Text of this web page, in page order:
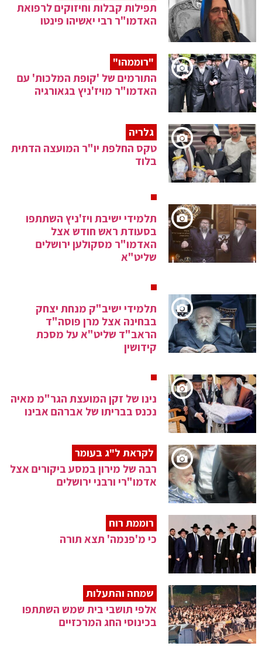
תפילות קבלות וחיזוקים לרפואת
האדמו"ר רבי יאשיהו פינטו
"רוממהו"
התורמים של 'קופת המלכות' עם
האדמו"ר מויז'ניץ בגאורגיה
גלריה
טקס החלפת יו"ר המועצה הדתית
בלוד
תלמידי ישיבת ויז'ניץ השתתפו
בסעודת ראש חודש אצל
האדמו"ר מסקולען ירושלים
שליט"א
תלמידי ישיב"ק מנחת יצחק
בבחינה אצל מרן פוסה"ד
הראב"ד שליט"א על מסכת
קידושין
נינו של זקן המועצת הגר"מ מאיה
נכנס בבריתו של אברהם אבינו
לקראת ל"ג בעומר
רבה של מירון במסע ביקורים אצל
אדמו"רי ורבני ירושלים
רוממת רוח
כי מ'פנמה' תצא תורה
שמחה והתעלות
אלפי תושבי בית שמש השתתפו
בכינוסי החג המרכזיים